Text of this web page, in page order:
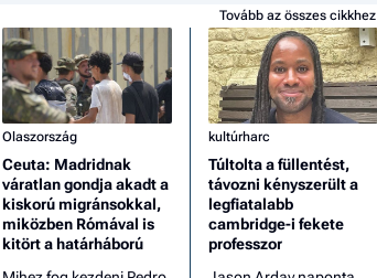
Tovább az összes cikkhez
Olaszország
Ceuta: Madridnak
váratlan gondja akadt a
kiskorú migránsokkal,
miközben Rómával is
kitört a határháború
kultúrharc
Túltolta a füllentést,
távozni kényszerült a
legfiatalabb
cambridge-i fekete
professzor